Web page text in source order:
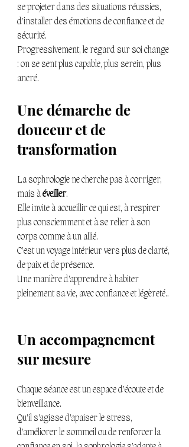
se projeter dans des situations réussies,
d’installer des émotions de confiance et de
sécurité.
Progressivement, le regard sur soi change
: on se sent plus capable, plus serein, plus
ancré.
Une démarche de
douceur et de
transformation
La sophrologie ne cherche pas à corriger,
mais à éveiller.
Elle invite à accueillir ce qui est, à respirer
plus consciemment et à se relier à son
corps comme à un allié.
C’est un voyage intérieur vers plus de clarté,
de paix et de présence.
Une manière d’apprendre à habiter
pleinement sa vie, avec confiance et légèreté..
Un accompagnement
sur mesure
Chaque séance est un espace d’écoute et de
bienveillance.
Qu’il s’agisse d’apaiser le stress,
d’améliorer le sommeil ou de renforcer la